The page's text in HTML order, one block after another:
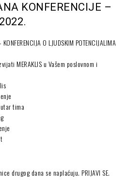
KONFERENCIJE –
O LJUDSKIM POTENCIJALIMA
MERAKLIS u Vašem poslovnom i
tima
drugog dana se naplaćuju. PRIJAVI SE.